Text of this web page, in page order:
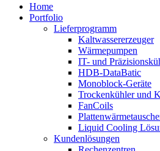
Home
Portfolio
Lieferprogramm
Kaltwassererzeuger
Wärmepumpen
IT- und
HDB-DataBatic
Monoblock-Geräte
Trockenkühler und
FanCoils
Liquid Cooling
Kundenlösungen